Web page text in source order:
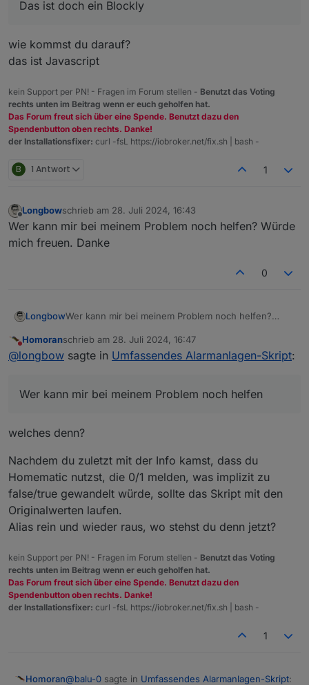
Das ist doch ein Blockly
wie kommst du darauf?
das ist Javascript
kein Support per PN! - Fragen im Forum stellen - Benutzt das Voting
rechts unten im Beitrag wenn er euch geholfen hat.
Das Forum freut sich über eine Spende. Benutzt dazu den
Spendenbutton oben rechts. Danke!
der Installationsfixer: curl -fsL https://iobroker.net/fix.sh | bash -
B 1 Antwort 1
Offline
Longbowschrieb am 28. Juli 2024, 16:43
zuletzt editiert von
Wer kann mir bei meinem Problem noch helfen? Würde
mich freuen. Danke
0
LongbowWer kann mir bei meinem Problem noch helfen?
Nicht stören
Homoranschrieb am 28. Juli 2024, 16:47
zuletzt editiert von
@longbow sagte in Umfassendes Alarmanlagen-Skript:
Wer kann mir bei meinem Problem noch helfen
welches denn?
Nachdem du zuletzt mit der Info kamst, dass du
Homematic nutzst, die 0/1 melden, was implizit zu
false/true gewandelt würde, sollte das Skript mit den
Originalwerten laufen.
Alias rein und wieder raus, wo stehst du denn jetzt?
kein Support per PN! - Fragen im Forum stellen - Benutzt das Voting
rechts unten im Beitrag wenn er euch geholfen hat.
Das Forum freut sich über eine Spende. Benutzt dazu den
Spendenbutton oben rechts. Danke!
der Installationsfixer: curl -fsL https://iobroker.net/fix.sh | bash -
1
Homoran@balu-0 sagte in Umfassendes Alarmanlagen-Skript: